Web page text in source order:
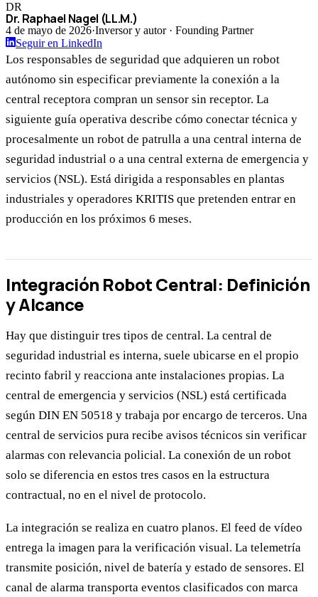
DR
Dr. Raphael Nagel (LL.M.)
4 de mayo de 2026·Inversor y autor · Founding Partner
Seguir en LinkedIn
Los responsables de seguridad que adquieren un robot
autónomo sin especificar previamente la conexión a la
central receptora compran un sensor sin receptor. La
siguiente guía operativa describe cómo conectar técnica y
procesalmente un robot de patrulla a una central interna de
seguridad industrial o a una central externa de emergencia y
servicios (NSL). Está dirigida a responsables en plantas
industriales y operadores KRITIS que pretenden entrar en
producción en los próximos 6 meses.
Integración Robot Central: Definición
y Alcance
Hay que distinguir tres tipos de central. La central de
seguridad industrial es interna, suele ubicarse en el propio
recinto fabril y reacciona ante instalaciones propias. La
central de emergencia y servicios (NSL) está certificada
según DIN EN 50518 y trabaja por encargo de terceros. Una
central de servicios pura recibe avisos técnicos sin verificar
alarmas con relevancia policial. La conexión de un robot
solo se diferencia en estos tres casos en la estructura
contractual, no en el nivel de protocolo.
La integración se realiza en cuatro planos. El feed de vídeo
entrega la imagen para la verificación visual. La telemetría
transmite posición, nivel de batería y estado de sensores. El
canal de alarma transporta eventos clasificados con marca